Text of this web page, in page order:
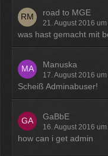
road to MGE
21. August 2016
was hast gemacht mit
Manuska
17. August 2016
Scheiß Adminabuser!
GaBbE
16. August 2016
how can i get admin